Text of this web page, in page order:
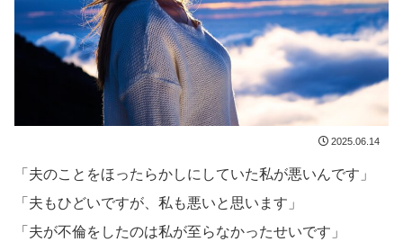
2025.06.14
「夫のことをほったらかしにしていた私が悪いんです」
「夫もひどいですが、私も悪いと思います」
「夫が不倫をしたのは私が至らなかったせいです」